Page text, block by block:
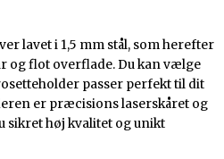
lavet i 1,5 mm stål, som herefter
og flot overflade. Du kan vælge
passer perfekt til dit
er præcisions laserskåret og
sikret høj kvalitet og unikt